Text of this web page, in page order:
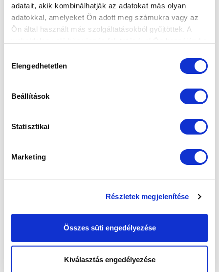
adatait, akik kombinálhatják az adatokat más olyan
adatokkal, amelyeket Ön adott meg számukra vagy az
Ön által használt más szolgáltatásokból gyűjtöttek. A
kiválasztása
Elengedhetetlen
Beállítások
Statisztikai
Marketing
Részletek megjelenítése
Összes süti engedélyezése
Kiválasztás engedélyezése
SZPONZOROK